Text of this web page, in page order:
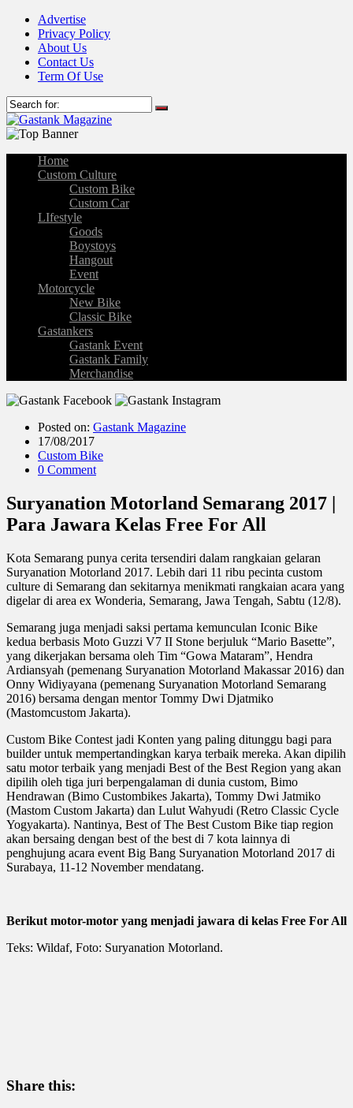
Advertise
Privacy Policy
About Us
Contact Us
Term Of Use
Home
Custom Culture
Custom Bike
Custom Car
LIfestyle
Goods
Boystoys
Hangout
Event
Motorcycle
New Bike
Classic Bike
Gastankers
Gastank Event
Gastank Family
Merchandise
Posted on: Gastank Magazine
17/08/2017
Custom Bike
0 Comment
Suryanation Motorland Semarang 2017 |
Para Jawara Kelas Free For All
Kota Semarang punya cerita tersendiri dalam rangkaian gelaran
Suryanation Motorland 2017. Lebih dari 11 ribu pecinta custom
culture di Semarang dan sekitarnya menikmati rangkaian acara yang
digelar di area ex Wonderia, Semarang, Jawa Tengah, Sabtu (12/8).
Semarang juga menjadi saksi pertama kemunculan Iconic Bike
kedua berbasis Moto Guzzi V7 II Stone berjuluk “Mario Basette”,
yang dikerjakan bersama oleh Tim “Gowa Mataram”, Hendra
Ardiansyah (pemenang Suryanation Motorland Makassar 2016) dan
Onny Widiyayana (pemenang Suryanation Motorland Semarang
2016) bersama dengan mentor Tommy Dwi Djatmiko
(Mastomcustom Jakarta).
Custom Bike Contest jadi Konten yang paling ditunggu bagi para
builder untuk mempertandingkan karya terbaik mereka. Akan dipilih
satu motor terbaik yang menjadi Best of the Best Region yang akan
dipilih oleh tiga juri berpengalaman di dunia custom, Bimo
Hendrawan (Bimo Custombikes Jakarta), Tommy Dwi Jatmiko
(Mastom Custom Jakarta) dan Lulut Wahyudi (Retro Classic Cycle
Yogyakarta). Nantinya, Best of The Best Custom Bike tiap region
akan bersaing dengan best of the best di 7 kota lainnya di
penghujung acara event Big Bang Suryanation Motorland 2017 di
Surabaya, 11-12 November mendatang.
Berikut motor-motor yang menjadi jawara di kelas Free For All
Teks: Wildaf, Foto: Suryanation Motorland.
Share this: